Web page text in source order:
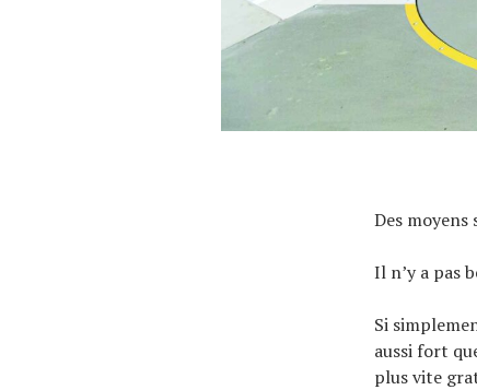
Des
Il n’y a pas
Si
aussi fort
plus vite